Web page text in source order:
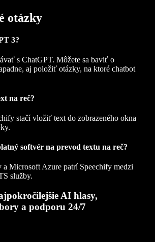
otázky
3?
s ChatGPT. Môžete sa baviť o
aj položiť otázky, na ktoré chatbot
na reč?
stačí vložiť text do zobrazeného okna
softvér na prevod textu na reč?
Microsoft Azure patrí Speechify medzi
služby.
AI hlasy,
a podporu 24/7